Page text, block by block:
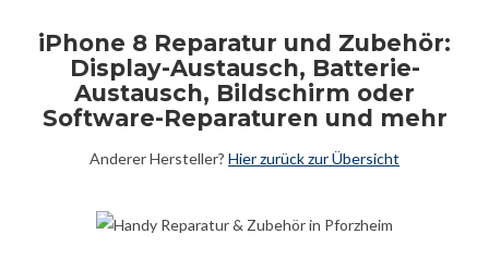
iPhone 8 Reparatur und Zubehör:
Display-Austausch, Batterie-
Austausch, Bildschirm oder
Software-Reparaturen und mehr
Anderer Hersteller? Hier zurück zur Übersicht